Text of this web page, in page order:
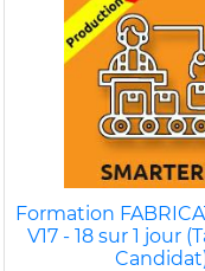
Formation
V17 - 18 sur 1 jour